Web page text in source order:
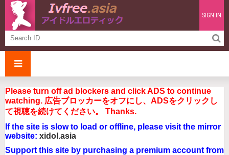
SIGN IN
Please turn off ad blockers and click ADS to continue
watching. 広告ブロッカーをオフにし、ADSをクリックし
て視聴を続けてください。 Thanks.
If the site is slow to load or offline, please visit the mirror
website: xidol.asia
Support this site by purchasing a premium account from